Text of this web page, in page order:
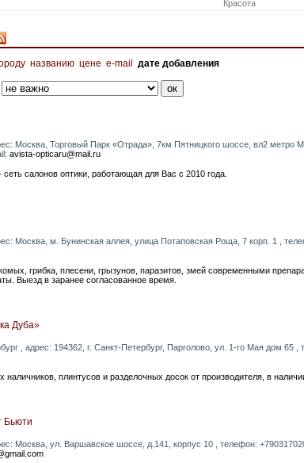
Красота
названию цене e-mail дате добавления
Москва, Торговый Парк «Отрада», 7км Пятницкого шоссе, вл2 метро
avista-opticaru@mail.ru
салонов оптики, работающая для Вас с 2010 года.
Москва, м. Бунинская аллея, улица Потаповская Роща, 7 корп. 1 ,
грибка, плесени, грызунов, паразитов, змей современными
Выезд в заранее согласованное время.
Дуба»
, адрес: 194362, г. Санкт-Петербург, Парголово, ул. 1-го Мая дом 65
плинтусов и разделочных досок от производителя, в
Бьюти
Москва, ул. Варшавское шоссе, д.141, корпус 10 , телефон: